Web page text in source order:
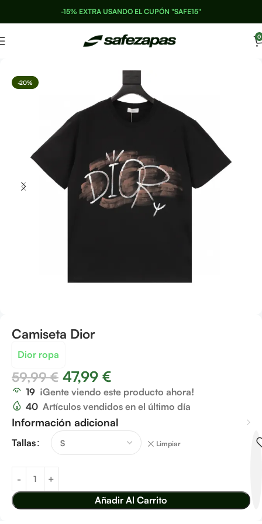
-15% EXTRA USANDO EL CUPÓN "SAFE15"
0
-20%
Camiseta Dior
Dior ropa
59,99€ 47,99 €
19 ¡Gente viendo este producto ahora!
40 Artículos vendidos en el último día
Información adicional
Tallas Limpiar
Añadir Al Carrito